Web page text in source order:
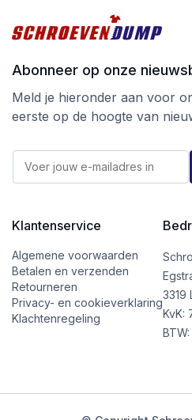
Abonneer op onze
Meld je hieronder aan voor
eerste op de hoogte van
a
E
m
a
i
l
E
-
E
m
lKlantenservice
Algemene voorwaarden
Betalen en verzenden
Retourneren
Privacy- en cookieverklaring
Klachtenregeling
3319
KvK:
BTW: